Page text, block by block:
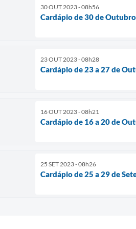
30 OUT 2023 - 08h56
Cardápio de 30 de
23 OUT 2023 - 08h28
Cardápio de 23 a 27 de
16 OUT 2023 - 08h21
Cardápio de 16 a 20 de
25 SET 2023 - 08h26
Cardápio de 25 a 29 de